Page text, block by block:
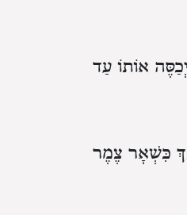
אוֹתוֹ עַד
כִּשְׁאָר צֶמֶר